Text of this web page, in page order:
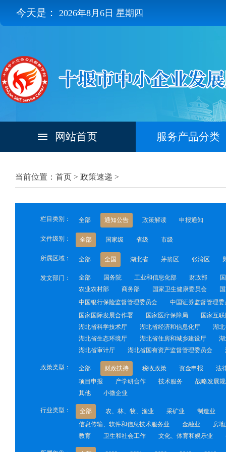
今天是： 2026年8月6日 星期四
网站首页 服务产品分类
当前位置：首页 > 政策速递 >
栏目类别： 全部 通知公告 政策解读 申报通知
文件级别： 全部 国家级 省级 市级
所属区域： 全部 全国 湖北省 茅箭区 张湾区
发文部门： 全部 国务院 工业和信息化部 财政部
农业农村部
商务部 国家卫生健康委员会
中国银行保险监督管理委员会
中国证券监督管理委
国家国际发展合作署
国家医疗保障局
国家互
湖北省科学技术厅
湖北省经济和信息化厅
湖
湖北省生态环境厅
湖北省住房和城乡建设厅
湖北省审计厅
湖北省国有资产监督管理委员会
政策类型： 全部 财政扶持 税收政策 资金申报
法
项目申报
产学研合作 技术服务
战略发展
其他
小微企业
行业类型： 全部 农、林、牧、渔业 采矿业
制造业
信息传输、软件和信息技术服务业
金融业
房
教育
卫生和社会工作 文化、体育和娱乐业